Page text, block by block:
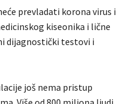
prevladati korona virus i
kiseonika i lične
dijagnostički testovi i
još nema pristup